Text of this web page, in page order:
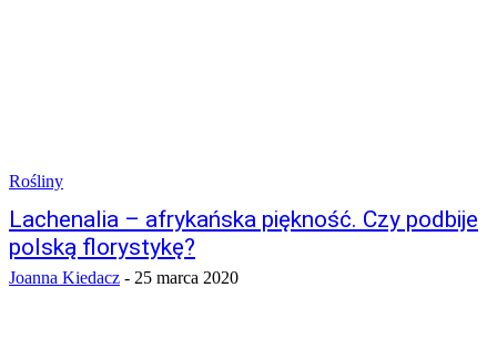
Rośliny
Lachenalia – afrykańska piękność. Czy podbije
polską florystykę?
Joanna Kiedacz - 25 marca 2020